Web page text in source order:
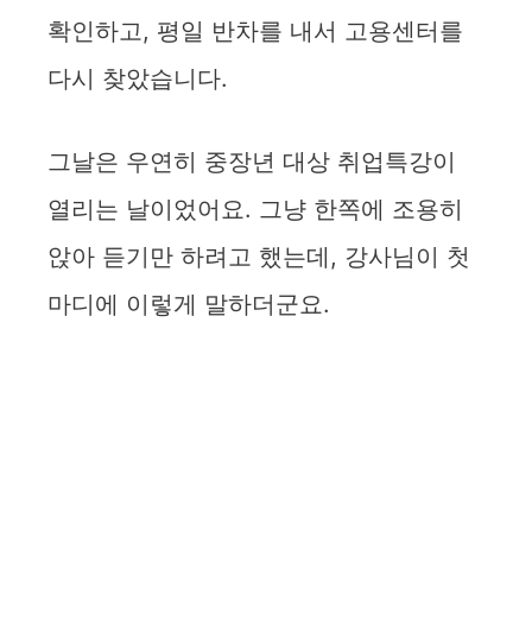
확인하고, 평일 반차를 내서 고용센터를
다시 찾았습니다.
그날은 우연히 중장년 대상 취업특강이
열리는 날이었어요. 그냥 한쪽에 조용히
앉아 듣기만 하려고 했는데, 강사님이 첫
마디에 이렇게 말하더군요.